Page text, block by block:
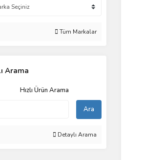
Tüm Markalar
Arama
Hızlı Ürün Arama
Ara
Detaylı Arama